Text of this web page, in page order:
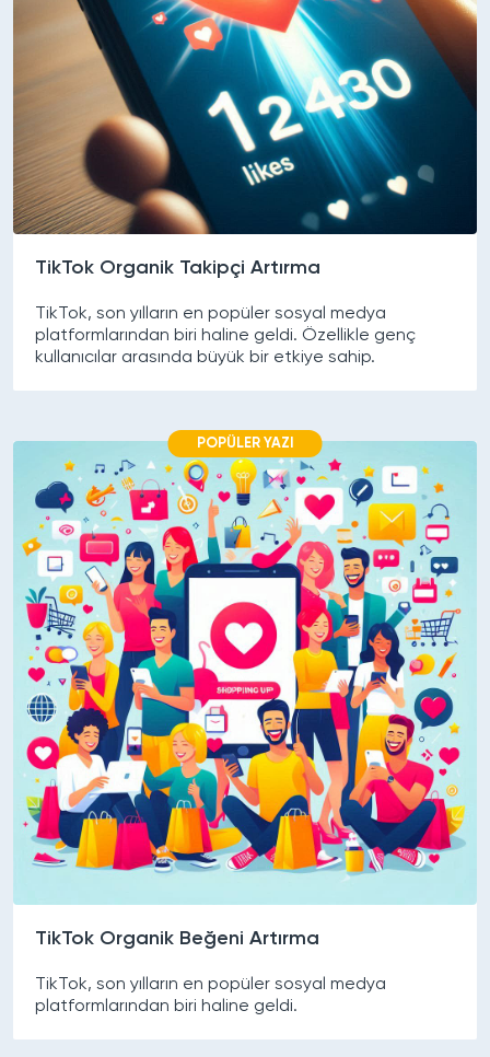
TikTok Organik Takipçi Artırma
TikTok, son yılların en popüler sosyal medya
platformlarından biri haline geldi. Özellikle genç
kullanıcılar arasında büyük bir etkiye sahip.
POPÜLER YAZI
TikTok Organik Beğeni Artırma
TikTok, son yılların en popüler sosyal medya
platformlarından biri haline geldi.